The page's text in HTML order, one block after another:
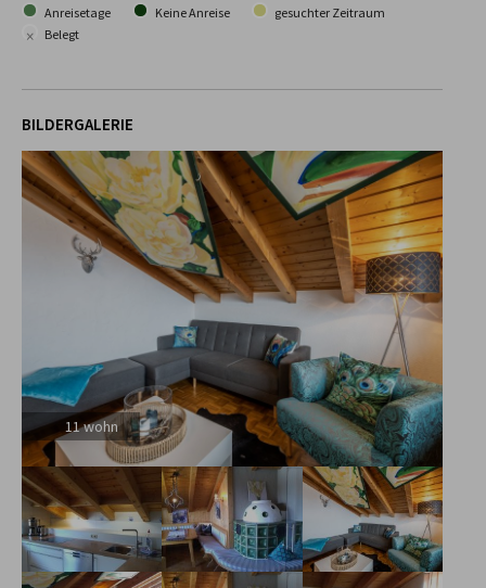
Anreisetage Keine Anreise gesuchter Zeitraum
× Belegt
BILDERGALERIE
11 wohn